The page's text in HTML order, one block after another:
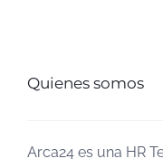
Quienes somos
Arca24 es una HR